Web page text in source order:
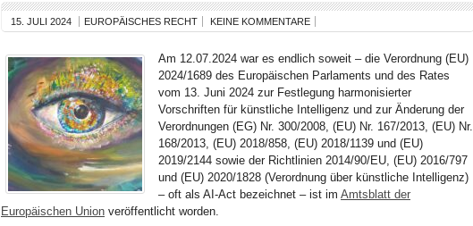
15. JULI 2024 EUROPÄISCHES RECHT KEINE KOMMENTARE
Am 12.07.2024 war es endlich soweit – die Verordnung (EU)
2024/1689 des Europäischen Parlaments und des Rates
vom 13. Juni 2024 zur Festlegung harmonisierter
Vorschriften für künstliche Intelligenz und zur Änderung der
Verordnungen (EG) Nr. 300/2008, (EU) Nr. 167/2013, (EU) Nr.
168/2013, (EU) 2018/858, (EU) 2018/1139 und (EU)
2019/2144 sowie der Richtlinien 2014/90/EU, (EU) 2016/797
und (EU) 2020/1828 (Verordnung über künstliche Intelligenz)
– oft als AI-Act bezeichnet – ist im Amtsblatt der
Europäischen Union veröffentlicht worden.